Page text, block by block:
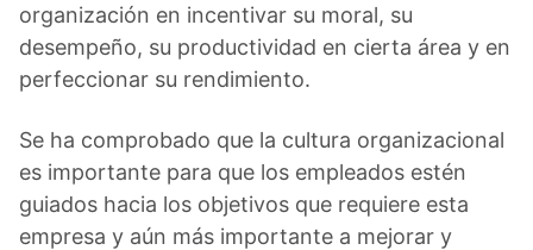
organización en incentivar su moral, su
desempeño, su productividad en cierta área y en
perfeccionar su rendimiento.
Se ha comprobado que la cultura organizacional
es importante para que los empleados estén
guiados hacia los objetivos que requiere esta
empresa y aún más importante a mejorar y